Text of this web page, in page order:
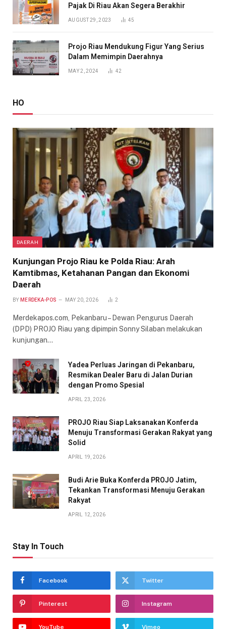
Pajak Di Riau Akan Segera Berakhir
AUGUST 29, 2023 45
Projo Riau Mendukung Figur Yang Serius
Dalam Memimpin Daerahnya
MAY 2, 2024 42
HO
DAERAH
Kunjungan Projo Riau ke Polda Riau: Arah
Kamtibmas, Ketahanan Pangan dan Ekonomi
Daerah
BY MERDEKA-POS MAY 20, 2026 2
Merdekapos.com, Pekanbaru – Dewan Pengurus Daerah
(DPD) PROJO Riau yang dipimpin Sonny Silaban melakukan
kunjungan…
Yadea Perluas Jaringan di Pekanbaru,
Resmikan Dealer Baru di Jalan Durian
dengan Promo Spesial
APRIL 23, 2026
PROJO Riau Siap Laksanakan Konferda
Menuju Transformasi Gerakan Rakyat yang
Solid
APRIL 19, 2026
Budi Arie Buka Konferda PROJO Jatim,
Tekankan Transformasi Menuju Gerakan
Rakyat
APRIL 12, 2026
Stay In Touch
Facebook Twitter
Pinterest Instagram
YouTube Vimeo